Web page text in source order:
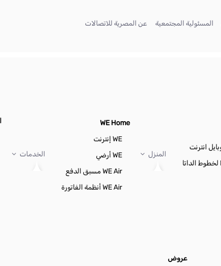
المسئولية المجتمعية
(current) عن المصرية للاتصالات
المنزل
WE Home
WE إنترنت
WE أرضي
WE Air مسبق الدفع
WE Air أنظمة الفاتورة
الخدمات
عروض